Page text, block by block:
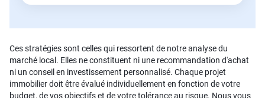
Ces stratégies sont celles qui ressortent de notre analyse du
marché local. Elles ne constituent ni une recommandation d'achat
ni un conseil en investissement personnalisé. Chaque projet
immobilier doit être évalué individuellement en fonction de votre
budget, de vos objectifs et de votre tolérance au risque. Nous vous